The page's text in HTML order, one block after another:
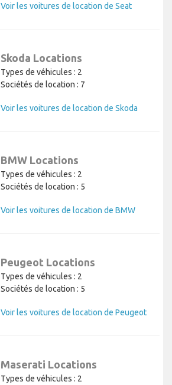
Voir les voitures de location de Seat
Skoda Locations
Types de véhicules : 2
Sociétés de location : 7
Voir les voitures de location de Skoda
BMW Locations
Types de véhicules : 2
Sociétés de location : 5
Voir les voitures de location de BMW
Peugeot Locations
Types de véhicules : 2
Sociétés de location : 5
Voir les voitures de location de Peugeot
Maserati Locations
Types de véhicules : 2